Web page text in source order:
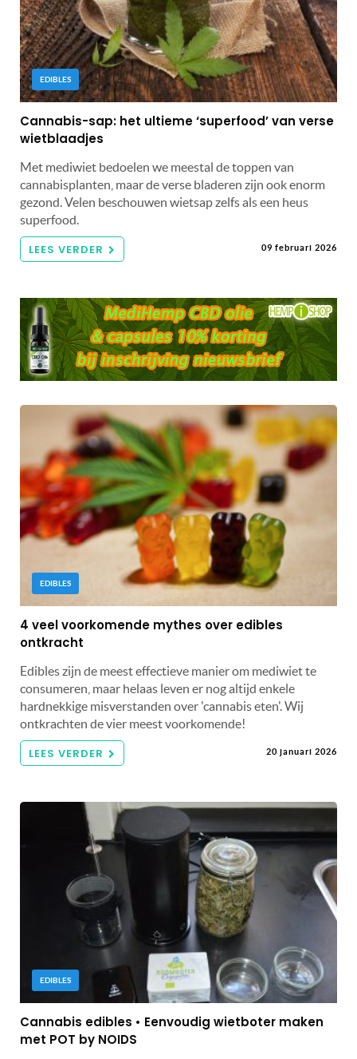
EDIBLES
Cannabis-sap: het ultieme ‘superfood’ van verse
wietblaadjes
Met mediwiet bedoelen we meestal de toppen van
cannabisplanten, maar de verse bladeren zijn ook enorm
gezond. Velen beschouwen wietsap zelfs als een heus
superfood.
LEES VERDER 09 februari 2026
EDIBLES
4 veel voorkomende mythes over edibles
ontkracht
Edibles zijn de meest effectieve manier om mediwiet te
consumeren, maar helaas leven er nog altijd enkele
hardnekkige misverstanden over 'cannabis eten'. Wij
ontkrachten de vier meest voorkomende!
LEES VERDER 20 januari 2026
EDIBLES
Cannabis edibles • Eenvoudig wietboter maken
met POT by NOIDS